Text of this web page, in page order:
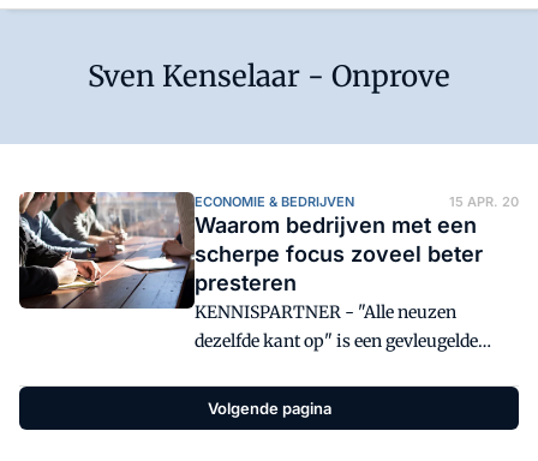
Sven Kenselaar - Onprove
ECONOMIE & BEDRIJVEN 15 APR. 20
Waarom bedrijven met een
scherpe focus zoveel beter
presteren
KENNISPARTNER - "Alle neuzen
dezelfde kant op" is een gevleugelde
bedrijfsleven wordt geroepen. De vraag
blijft alleen hoe dit bereikt kan worden
Volgende pagina